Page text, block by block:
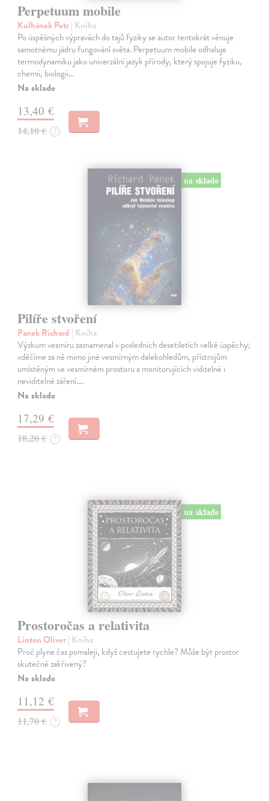
Perpetuum mobile
Kulhánek Petr| Kniha
Po úspěšných výpravách do tajů fyziky se autor tentokrát věnuje
samotnému jádru fungování světa. Perpetuum mobile odhaluje
termodynamiku jako univerzální jazyk přírody, který spojuje fyziku,
chemii, biologii…
Na sklade
13,40 €
14,10 € ?
na sklade
Pilíře stvoření
Panek Richard | Kniha
Výzkum vesmíru zaznamenal v posledních desetiletích velké úspěchy;
vděčíme za ně mimo jiné vesmírným dalekohledům, přístrojům
umístěným ve vesmírném prostoru a monitorujících viditelné i
neviditelné záření.…
Na sklade
17,29 €
18,20 € ?
na sklade
Prostoročas a relativita
Linton Oliver| Kniha
Proč plyne čas pomaleji, když cestujete rychle? Může být prostor
skutečně zakřivený?
Na sklade
11,12 €
11,70 € ?